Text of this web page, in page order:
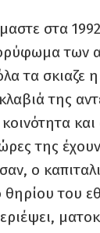
στα
των
τα σκιαζε
της
και
της
ο
θηρίου του